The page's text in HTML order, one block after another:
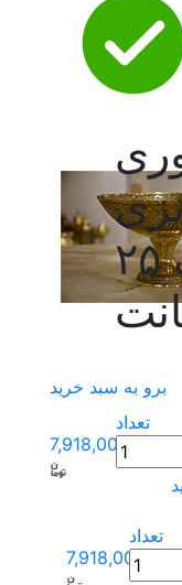
طرح تاک ۲۵
برو به سبد خرید
7,918,000
تعداد
7,918,000
تعداد